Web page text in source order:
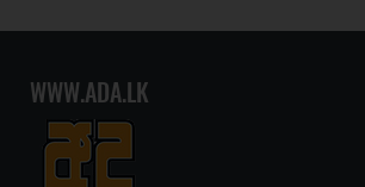
WWW.ADA.LK